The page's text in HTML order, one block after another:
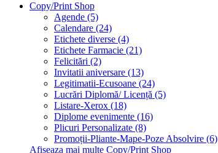
Copy/Print Shop
Agende (5)
Calendare (24)
Etichete diverse (4)
Etichete Farmacie (21)
Felicitări (2)
Invitatii aniversare (13)
Legitimatii-Ecusoane (24)
Lucrări Diplomă/ Licență (5)
Listare-Xerox (18)
Diplome evenimente (16)
Plicuri Personalizate (8)
Promoții-Pliante-Mape-Poze Absolvire (6)
Afiseaza mai multe Copy/Print Shop